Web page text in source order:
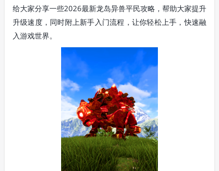
给大家分享一些2026最新龙岛异兽平民攻略，帮助大家提升
升级速度，同时附上新手入门流程，让你轻松上手，快速融
入游戏世界。